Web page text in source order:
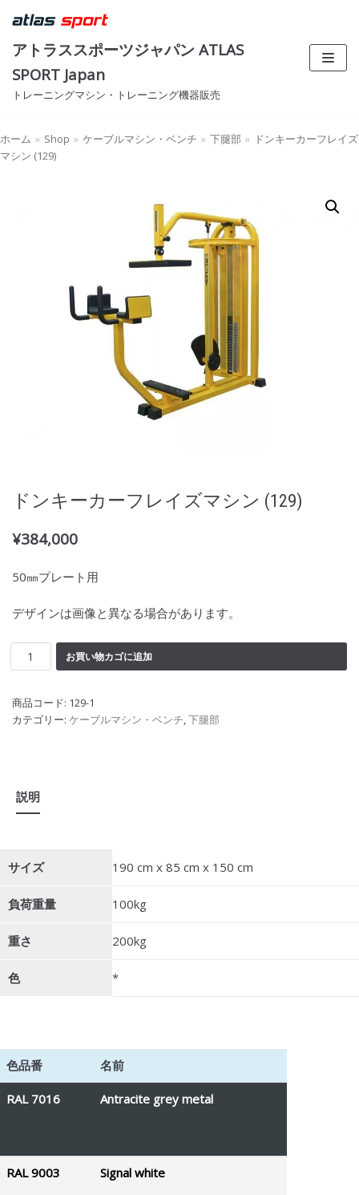
コ
テ
ン
ツ
ス
キ
アトラススポーツジャパン ATLAS
SPORT Japan
トレーニングマシン・トレーニング機器販売
ホーム » Shop » ケーブルマシン・ベンチ » 下腿部 » ドンキーカーフレイズ
マシン (129)
ドンキーカーフレイズマシン (129)
¥384,000
50㎜プレート用
デザインは画像と異なる場合があります。
お買い物カゴに追加
商品コード: 129-1
カテゴリー: ケーブルマシン・ベンチ,下腿部
説明
サイズ 190 cm x 85 cm x 150 cm
負荷重量 100kg
重さ 200kg
色 *
色品番 名前
RAL 7016 Antracite grey metal
RAL 9003 Signal white